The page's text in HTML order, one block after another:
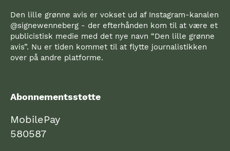
Den lille grønne avis er vokset ud af Instagram-kanalen
@signewenneberg - der efterhånden kom til at være et
publicistisk medie med det nye navn “Den lille grønne
avis”. Nu er tiden kommet til at flytte journalistikken
over på andre platforme.
Abonnementsstøtte
MobilePay
580587